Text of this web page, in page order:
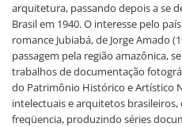
arquitetura, passando depois a se
Brasil em 1940. O interesse pelo
romance Jubiabá, de Jorge Amado
passagem pela região amazônica,
trabalhos de documentação
do Patrimônio Histórico e Artístico
intelectuais e arquitetos
freqüencia, produzindo séries